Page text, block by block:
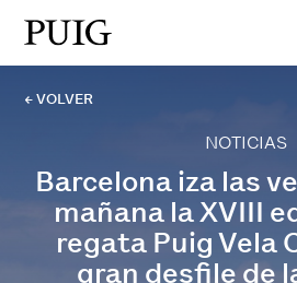
← VOLVER
NOTICIAS
Barcelona iza las
mañana la XVIII
regata Puig Vela
gran desfile de